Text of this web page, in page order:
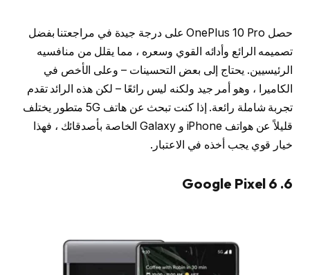
حصل OnePlus 10 Pro على درجة جيدة في مراجعتنا بفضل
تصميمه الرائع وأدائه القوي وسعره ، مما يقلل من منافسيه
الرئيسيين. يحتاج إلى بعض التحسينات – وعلى الأخص في
الكاميرا ، وهو أمر جيد ولكنه ليس رائعًا – لكن هذه الرائد تقدم
تجربة شاملة رائعة. إذا كنت تبحث عن هاتف 5G متطور يختلف
قليلاً عن هواتف iPhone و Galaxy الخاصة بأصدقائك ، فهذا
خيار قوي يجب أخذه في الاعتبار.
6. Google Pixel 6